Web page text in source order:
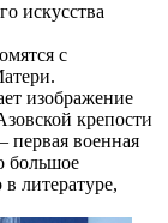
искусства
с
изображение
крепости
первая военная
большое
литературе,